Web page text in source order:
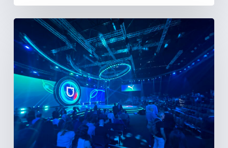
Porque
não
deve
pagar
por
software